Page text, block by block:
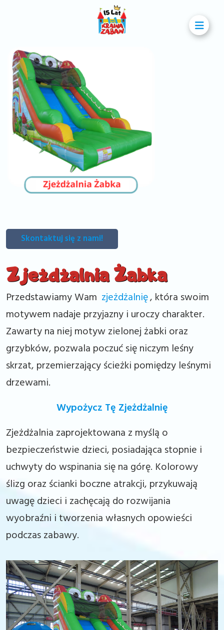
Skontaktuj się z nami!
Zjeżdżalnia Żabka
Przedstawiamy Wam zjeżdżalnię, która swoim
motywem nadaje przyjazny i uroczy charakter.
Zawarty na niej motyw zielonej żabki oraz
grzybków, pozwala poczuć się niczym leśny
skrzat, przemierzający ścieżki pomiędzy leśnymi
drzewami.
Wypożycz Tę Zjeżdżalnię
Zjeżdżalnia zaprojektowana z myślą o
bezpieczeństwie dzieci, posiadająca stopnie i
uchwyty do wspinania się na górę. Kolorowy
ślizg oraz ścianki boczne atrakcji, przykuwają
uwagę dzieci i zachęcają do rozwijania
wyobraźni i tworzenia własnych opowieści
podczas zabawy.